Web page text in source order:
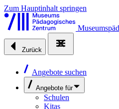
Zum Hauptinhalt springen
Zurück
Angebote suchen
Angebote für
Schulen
Kitas